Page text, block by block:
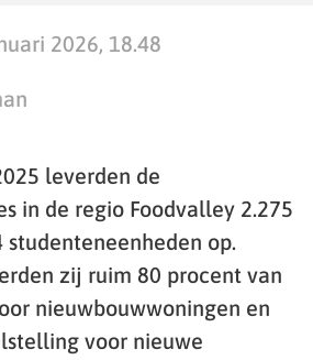
2026, 18.48
leverden de
in de regio Foodvalley 2.275
studenteneenheden op.
zij ruim 80 procent van
nieuwbouwwoningen en
voor nieuwe